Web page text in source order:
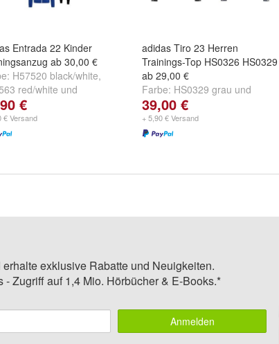
Entrada 22 Kinder
ab 30,00 €
H57520 black/white,
red/white und
royalblue/white
€
€ Versand
adidas Tiro 23 Herren
Trainings-Top HS0326 HS0329
ab 29,00 €
Farbe: HS0329 grau und
HS0326 schwarz
39,00 €
+ 5,90 € Versand
exklusive Rabatte und Neuigkeiten.
Zugriff auf 1,4 Mio. Hörbücher & E-Books.*
Anmelden